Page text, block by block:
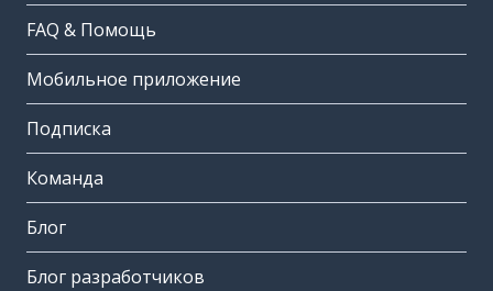
FAQ & Помощь
Мобильное приложение
Подписка
Команда
Блог
Блог разработчиков